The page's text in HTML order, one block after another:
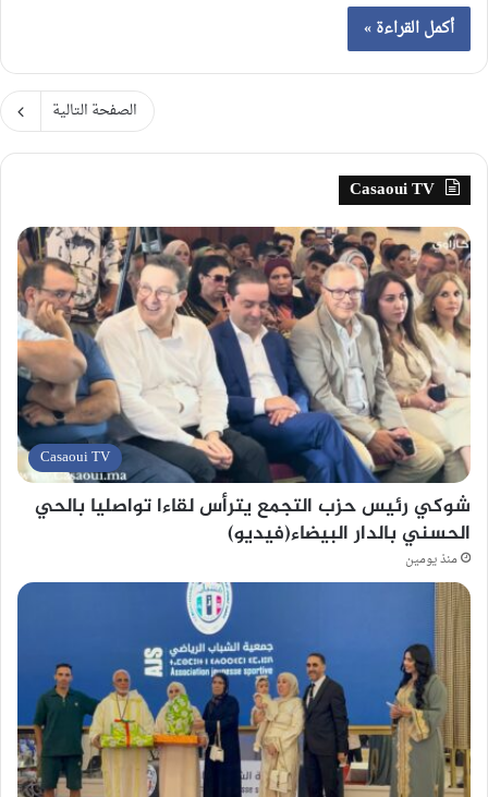
أكمل القراءة »
الصفحة التالية
Casaoui TV
Casaoui TV
شوكي رئيس حزب التجمع يترأس لقاءا تواصليا بالحي
الحسني بالدار البيضاء(فيديو)
منذ يومين